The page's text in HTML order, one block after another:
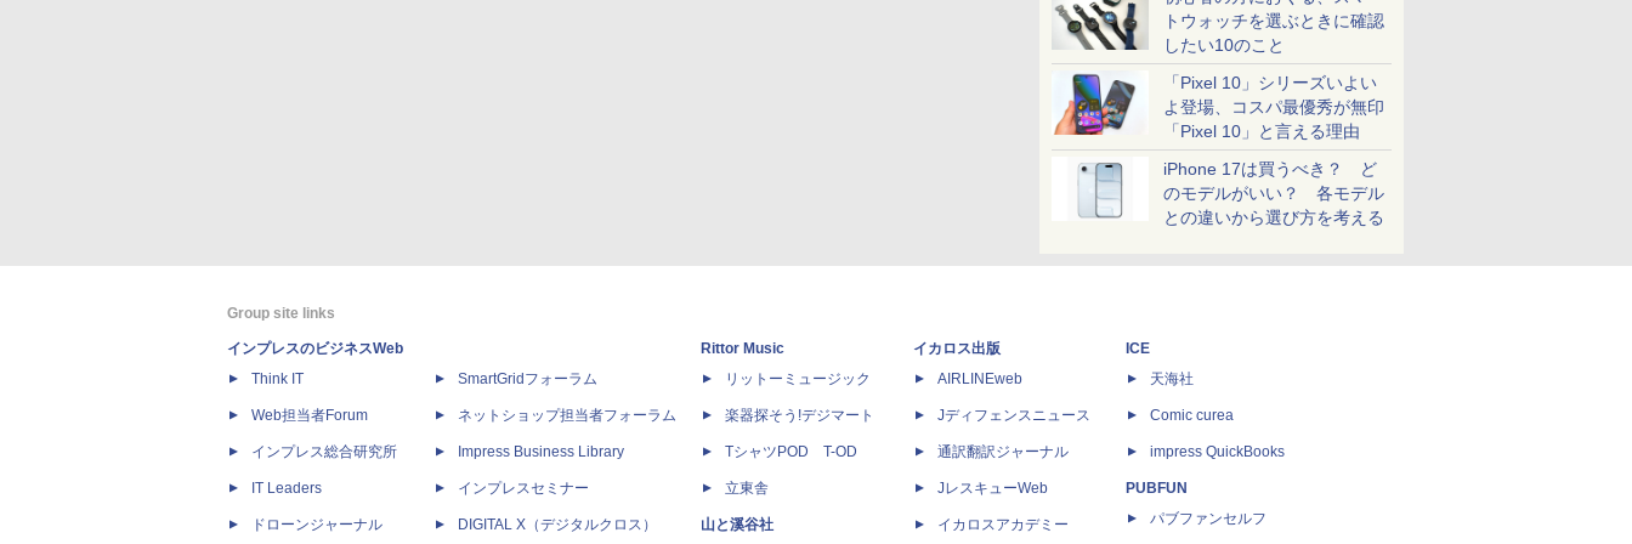
トウォッチを選ぶときに確認
したい10のこと
「Pixel 10」シリーズいよい
よ登場、コスパ最優秀が無印
「Pixel 10」と言える理由
iPhone 17は買うべき？ ど
のモデルがいい？ 各モデル
との違いから選び方を考える
Group site links
インプレスのビジネスWeb
Think IT
Web担当者Forum
インプレス総合研究所
IT Leaders
ドローンジャーナル
SmartGridフォーラム
ネットショップ担当者フォーラム
Impress Business Library
インプレスセミナー
DIGITAL X（デジタルクロス）
Rittor Music
リットーミュージック
楽器探そう!デジマート
TシャツPOD T-OD
立東舎
山と溪谷社
イカロス出版
AIRLINEweb
Jディフェンスニュース
通訳翻訳ジャーナル
JレスキューWeb
イカロスアカデミー
ICE
天海社
Comic curea
impress QuickBooks
PUBFUN
パブファンセルフ